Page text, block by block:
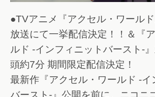
●TVアニメ『アクセル・ワール
放送にて一挙配信決定！！＆『
ルド -インフィニットバースト-
頭約7分 期間限定配信決定！
最新作『アクセル・ワールド -イ
バースト-』公開を前に、ニコニ